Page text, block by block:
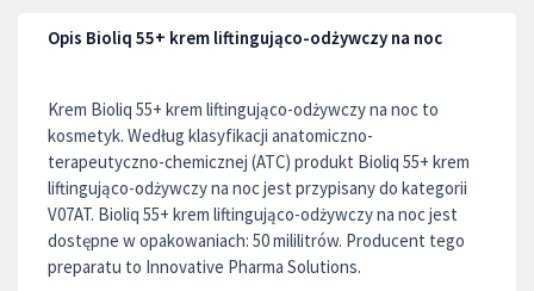
Opis Bioliq 55+ krem liftingująco-odżywczy na noc
Krem Bioliq 55+ krem liftingująco-odżywczy na noc to
kosmetyk. Według klasyfikacji anatomiczno-
terapeutyczno-chemicznej (ATC) produkt Bioliq 55+ krem
liftingująco-odżywczy na noc jest przypisany do kategorii
V07AT. Bioliq 55+ krem liftingująco-odżywczy na noc jest
dostępne w opakowaniach: 50 mililitrów. Producent tego
preparatu to Innovative Pharma Solutions.